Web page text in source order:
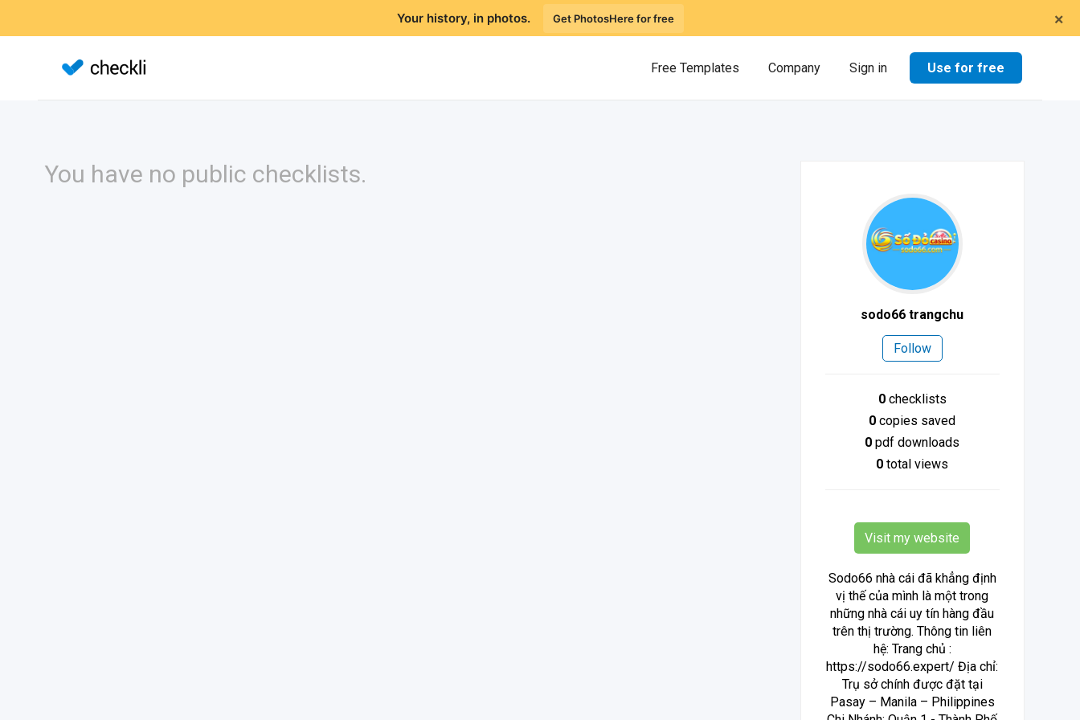
×
Your history, in photos. Get PhotosHere for free
Free Templates Company Sign in Use for free
You have no public checklists.
sodo66 trangchu
Follow
0checklists
0 copies saved
0 pdf downloads
0 total views
Visit my website
Sodo66 nhà cái đã khẳng định
vị thế của mình là một trong
những nhà cái uy tín hàng đầu
trên thị trường. Thông tin liên
hệ: Trang chủ :
https://sodo66.expert/ Địa chỉ:
Trụ sở chính được đặt tại
Pasay – Manila – Philippines